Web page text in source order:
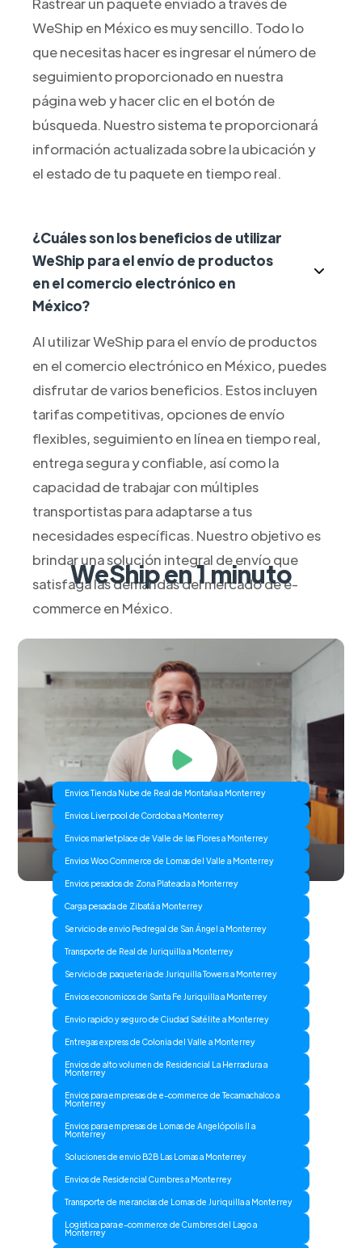
WeShip en México es muy sencillo. Todo lo
que necesitas hacer es ingresar el número de
seguimiento proporcionado en nuestra
página web y hacer clic en el botón de
búsqueda. Nuestro sistema te proporcionará
información actualizada sobre la ubicación y
el estado de tu paquete en tiempo real.
¿Cuáles son los beneficios de utilizar
WeShip para el envío de productos
en el comercio electrónico en
México?
Al utilizar WeShip para el envío de productos
en el comercio electrónico en México, puedes
disfrutar de varios beneficios. Estos incluyen
tarifas competitivas, opciones de envío
flexibles, seguimiento en línea en tiempo real,
entrega segura y confiable, así como la
capacidad de trabajar con múltiples
transportistas para adaptarse a tus
necesidades específicas. Nuestro objetivo es
brindar una solución integral de envío que
satisfaga las demandas del mercado de e-
commerce en México.
WeShip en 1 minuto
Envios Tienda Nube de Real de Montaña a Monterrey
Envios Liverpool de Cordoba a Monterrey
Envios marketplace de Valle de las Flores a Monterrey
Envios Woo Commerce de Lomas del Valle a Monterrey
Envios pesados de Zona Plateada a Monterrey
Carga pesada de Zibatá a Monterrey
Servicio de envio Pedregal de San Ángel a Monterrey
Transporte de Real de Juriquilla a Monterrey
Servicio de paqueteria de Juriquilla Towers a Monterrey
Envios economicos de Santa Fe Juriquilla a Monterrey
Envio rapido y seguro de Ciudad Satélite a Monterrey
Entregas express de Colonia del Valle a Monterrey
Envios de alto volumen de Residencial La Herradura a
Monterrey
Envios para empresas de e-commerce de Tecamachalco a
Monterrey
Envios para empresas de Lomas de Angelópolis II a
Monterrey
Soluciones de envio B2B Las Lomas a Monterrey
Envios de Residencial Cumbres a Monterrey
Transporte de merancias de Lomas de Juriquilla a Monterrey
Logistica para e-commerce de Cumbres del Lago a
Monterrey